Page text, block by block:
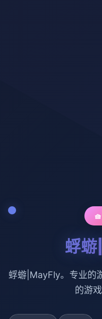
蜉
蜉蝣|MayFly。专业的
的游戏